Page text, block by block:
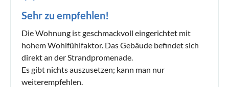
Sehr zu empfehlen!
Die Wohnung ist geschmackvoll eingerichtet mit
hohem Wohlfühlfaktor. Das Gebäude befindet sich
direkt an der Strandpromenade.
Es gibt nichts auszusetzen; kann man nur
weiterempfehlen.